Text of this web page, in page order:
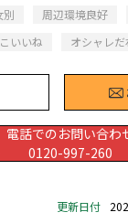
別 周辺環境良好
いいね オシャレだ
電話でのお問い合わ
0120-997-260
更新日付